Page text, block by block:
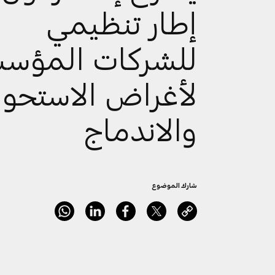
إطار تنظيمي
للشركات
لأغراض
والاندماج
شارك الموضوع